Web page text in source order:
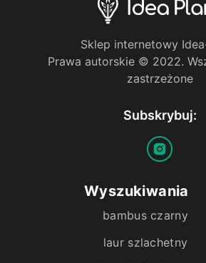
Sklep internetowy
Prawa autorskie © 2022.
zastrzeżone
Subskrybuj:
Wyszukiwania
bambus czarny
laur szlachetny